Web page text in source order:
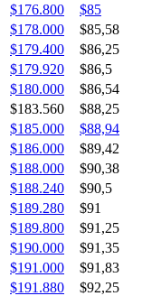
$176.800
$85
$178.000
$85,58
$179.400
$86,25
$179.920
$86,5
$180.000
$86,54
$183.560
$88,25
$185.000
$88,94
$186.000
$89,42
$188.000
$90,38
$188.240
$90,5
$189.280
$91
$189.800
$91,25
$190.000
$91,35
$191.000
$91,83
$191.880
$92,25